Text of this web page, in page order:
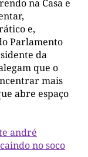
na Casa e
e,
Parlamento
da
que o
mais
abre espaço
andré
no soco